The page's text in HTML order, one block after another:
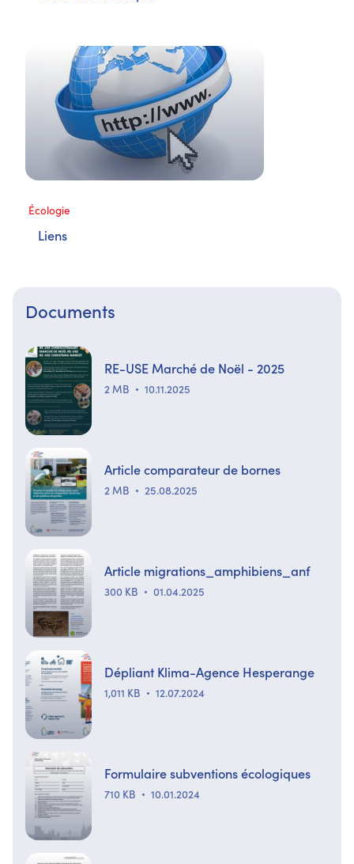
Écologie
Liens
Documents
RE-USE Marché de Noël - 2025
2 MB 10.11.2025
Article comparateur de bornes
2 MB 25.08.2025
Article migrations_amphibiens_anf
300 KB 01.04.2025
Dépliant Klima-Agence Hesperange
1,011 KB 12.07.2024
Formulaire subventions écologiques
710 KB 10.01.2024